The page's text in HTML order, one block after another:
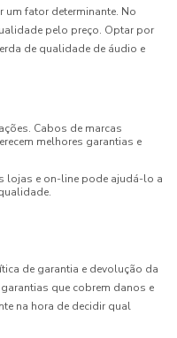
um fator determinante. No
pelo preço. Optar por
de qualidade de áudio e
Cabos de marcas
melhores garantias e
lojas e on-line pode ajudá-lo a
de garantia e devolução da
que cobrem danos e
na hora de decidir qual